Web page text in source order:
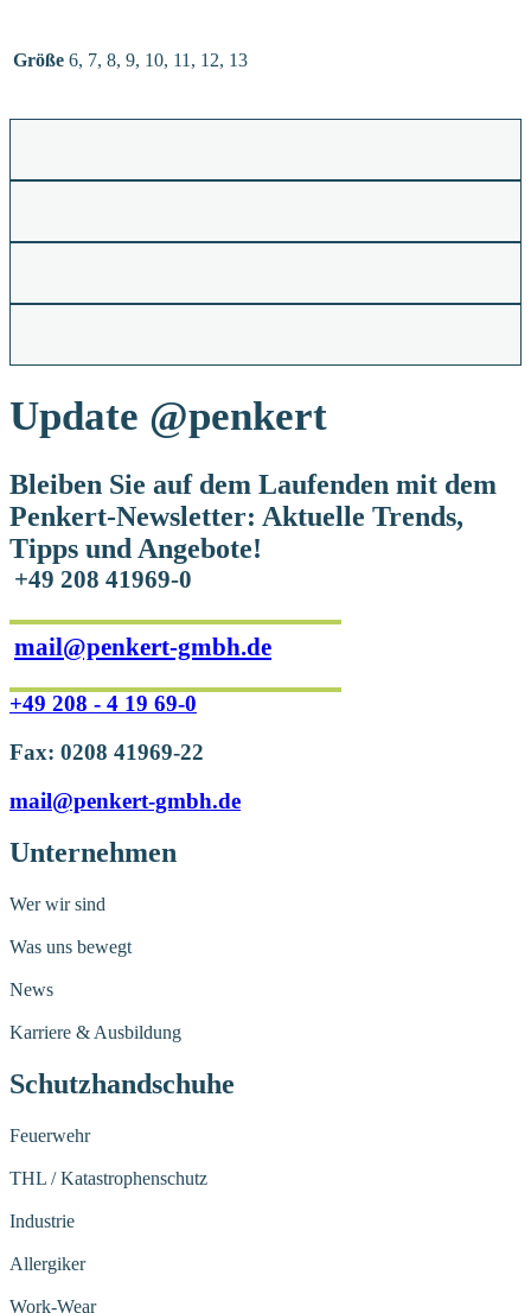
Größe 6, 7, 8, 9, 10, 11, 12, 13
Update @penkert
Bleiben Sie auf dem Laufenden mit dem
Penkert-Newsletter: Aktuelle Trends,
Tipps und Angebote!
+49 208 41969-0
mail@penkert-gmbh.de
+49 208 - 4 19 69-0
Fax: 0208 41969-22
mail@penkert-gmbh.de
Unternehmen
Wer wir sind
Was uns bewegt
News
Karriere & Ausbildung
Schutzhandschuhe
Feuerwehr
THL / Katastrophenschutz
Industrie
Allergiker
Work-Wear